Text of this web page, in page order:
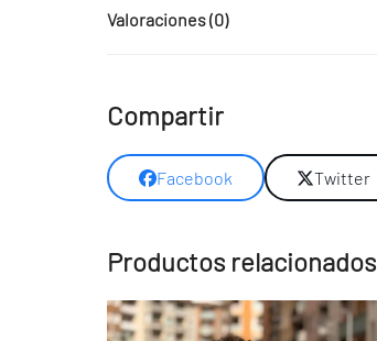
Valoraciones (0)
Compartir
Facebook Twitter
Productos relacionados